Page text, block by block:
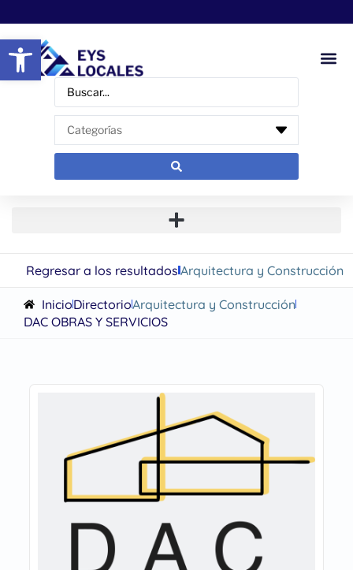
Abrir barra de herramientas
Regresar a los resultadosArquitectura y Construcción
InicioDirectorioArquitectura y Construcción
DAC OBRAS Y SERVICIOS